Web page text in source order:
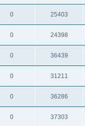
0 25403
0 24398
0 36439
0 31211
0 36286
0 37303